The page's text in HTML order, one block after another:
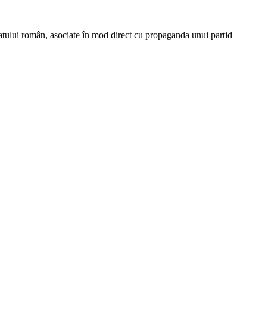
român, asociate în mod direct cu propaganda unui partid